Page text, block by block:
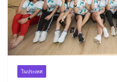
ในประเทศ